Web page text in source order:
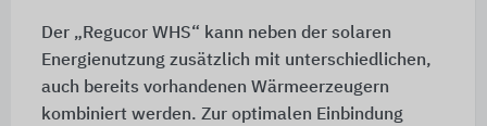
Der „Regucor WHS“ kann neben der solaren
Energienutzung zusätzlich mit unterschiedlichen,
auch bereits vorhandenen Wärmeerzeugern
kombiniert werden. Zur optimalen Einbindung